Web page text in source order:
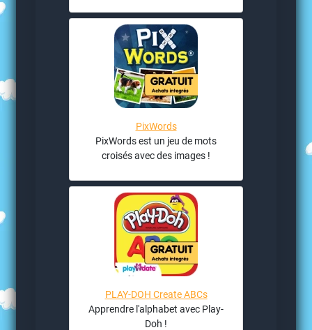
PixWords
PixWords est un jeu de mots
croisés avec des images !
PLAY-DOH Create ABCs
Apprendre l'alphabet avec Play-
Doh !